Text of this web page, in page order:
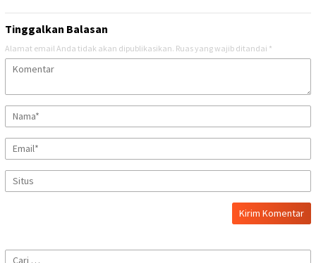
Tinggalkan Balasan
Alamat email Anda tidak akan dipublikasikan. Ruas yang wajib ditandai *
Cari